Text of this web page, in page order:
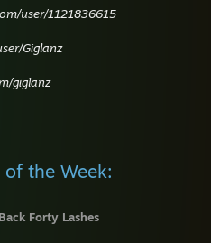
user/1121836615
Giglanz
giglanz
the Week:
Forty Lashes